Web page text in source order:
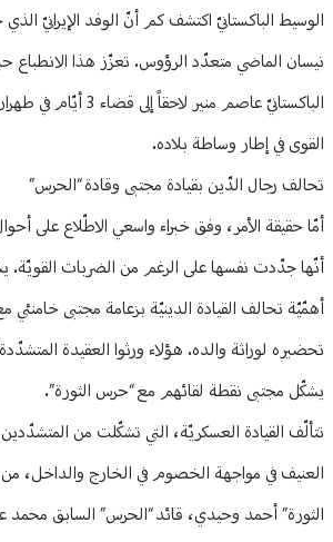
نيسان الماضي متعدّد الرؤوس. تعزّز هذا
الباكستانيّ عاصم منير
القوى في إطار وساطة بلاده.
تحالف رجال الدّين بقيادة مجتبى وقادة “الحرس”
أمّا حقيقة الأمر، وفق خبراء واسعي الاطّلاع على أحوال
أنّها جدّدت نفسها على الرغم من الضربات القويّة.
أهمّيّة تحالف القيادة الدينيّة بزعامة مجتبى خامنئي
تحضيره لوراثة والده. هؤلاء ورثوا العقيدة
يشكّل مجتبى نقطة لقائهم مع “حرس الثورة”.
تتألّف القيادة العسكريّة، التي تشكّلت من
العنيف في مواجهة الخصوم في الخارج والداخل، من
الثورة” أحمد وحيدي، قائد “الحرس” السابق